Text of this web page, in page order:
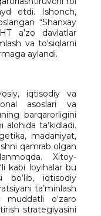
etdi. Ishonch,
“Shanxay
a’zo davlatlar
va to‘siqlarni
aylandi.
iqtisodiy va
asoslari va
barqarorligini
alohida ta’kidladi.
madaniyat,
qamrab olgan
Xitoy-
kabi loyihalar bu
bo‘lib, iqtisodiy
ta’minlash
o‘zaro
strategiyasini